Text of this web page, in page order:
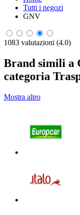
Tutti i negozi
GNV
1083 valutazioni (4.0)
Brand simili a
categoria
Mostra altro